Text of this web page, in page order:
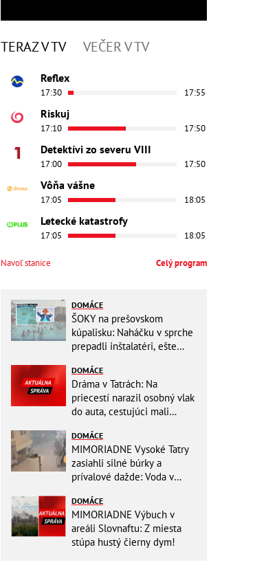
TERAZ V TV VEČER V TV
Reflex
17:30 17:55
Riskuj
17:10 17:50
Detektívi zo severu VIII
17:00 17:50
Vôňa vášne
17:05 18:05
Letecké katastrofy
17:05 18:05
Navoľ stanice Celý program
DOMÁCE
ŠOKY na prešovskom
kúpalisku: Naháčku v sprche
prepadli inštalatéri, ešte
BAZÉNE
DOMÁCE
Dráma v Tatrách: Na
priecestí narazil osobný vlak
do auta, cestujúci mali
DOMÁCE
MIMORIADNE Vysoké Tatry
zasiahli silné búrky a
prívalové dažde: Voda v
DOMÁCE
MIMORIADNE Výbuch v
areáli Slovnaftu: Z miesta
stúpa hustý čierny dym!